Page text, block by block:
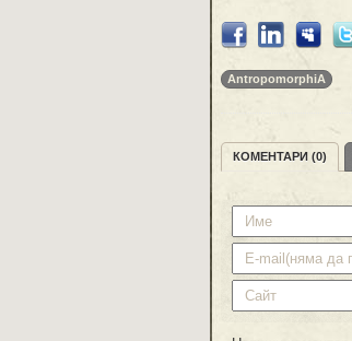
AntropomorphiA
КОМЕНТАРИ (0)